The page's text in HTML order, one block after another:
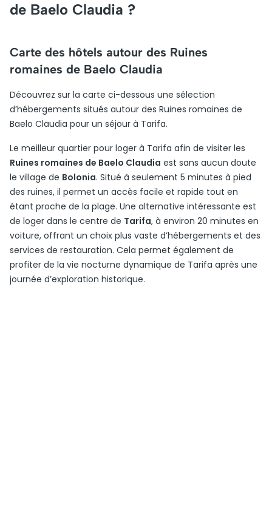
de Baelo Claudia ?
Carte des hôtels autour des Ruines
romaines de Baelo Claudia
Découvrez sur la carte ci-dessous une sélection
d’hébergements situés autour des Ruines romaines de
Baelo Claudia pour un séjour à Tarifa.
Le meilleur quartier pour loger à Tarifa afin de visiter les
Ruines romaines de Baelo Claudia est sans aucun doute
le village de Bolonia. Situé à seulement 5 minutes à pied
des ruines, il permet un accès facile et rapide tout en
étant proche de la plage. Une alternative intéressante est
de loger dans le centre de Tarifa, à environ 20 minutes en
voiture, offrant un choix plus vaste d’hébergements et des
services de restauration. Cela permet également de
profiter de la vie nocturne dynamique de Tarifa après une
journée d’exploration historique.